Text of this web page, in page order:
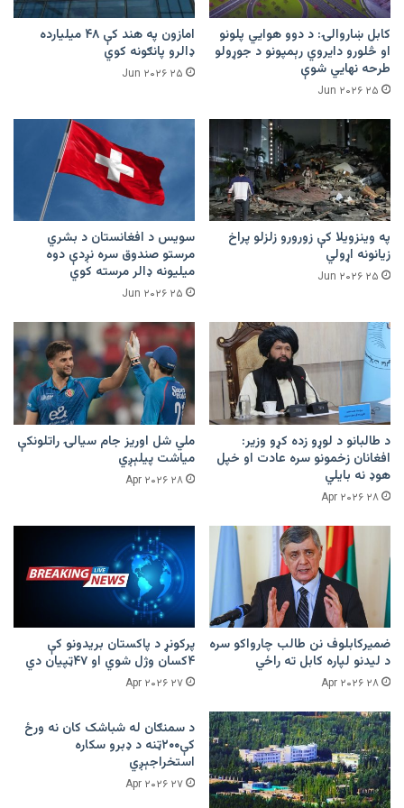
کابل ښاروالۍ: د دوو هوايي پلونو
او څلورو دایروي رېمپونو د جوړولو
طرحه نهایي شوې
۲۵ Jun ۲۰۲۶
امازون په هند کې ۴۸ میلیارده
ډالرو پانګونه کوي
۲۵ Jun ۲۰۲۶
په وینزویلا کې زورورو زلزلو پراخ
زیانونه اړولي
۲۵ Jun ۲۰۲۶
سویس د افغانستان د بشري
مرستو صندوق سره نږدې دوه
میلیونه ډالر مرسته کوي
۲۵ Jun ۲۰۲۶
د طالبانو د لوړو زده کړو وزیر:
افغانان زخمونو سره عادت او خپل
هوډ نه بایلي
۲۸ Apr ۲۰۲۶
ملي شل اوریز جام سیالۍ راتلونکې
میاشت پیلېږي
۲۸ Apr ۲۰۲۶
ضمیرکابلوف نن طالب چارواکو سره
د لیدنو لپاره کابل ته راځي
۲۸ Apr ۲۰۲۶
پرکونړ د پاکستان بریدونو کې
۴کسان وژل شوي او ۴۷ټپیان دي
۲۷ Apr ۲۰۲۶
د سمنګان له شباشک کان نه ورځ
کې۲۰۰ټنه د ډبرو سکاره
استخراجېږي
۲۷ Apr ۲۰۲۶